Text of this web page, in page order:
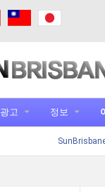
광고 정보